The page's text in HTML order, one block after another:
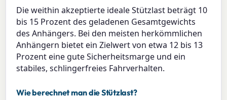
Die weithin akzeptierte ideale Stützlast beträgt 10
bis 15 Prozent des geladenen Gesamtgewichts
des Anhängers. Bei den meisten herkömmlichen
Anhängern bietet ein Zielwert von etwa 12 bis 13
Prozent eine gute Sicherheitsmarge und ein
stabiles, schlingerfreies Fahrverhalten.
Wie berechnet man die Stützlast?